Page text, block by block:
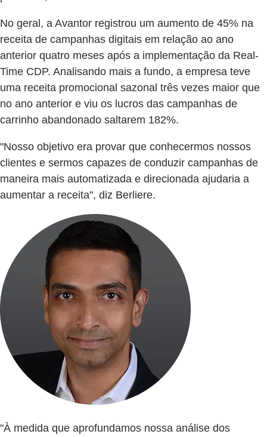
No geral, a Avantor registrou um aumento de 45% na
receita de campanhas digitais em relação ao ano
anterior quatro meses após a implementação da Real-
Time CDP. Analisando mais a fundo, a empresa teve
uma receita promocional sazonal três vezes maior que
no ano anterior e viu os lucros das campanhas de
carrinho abandonado saltarem 182%.
"Nosso objetivo era provar que conhecermos nossos
clientes e sermos capazes de conduzir campanhas de
maneira mais automatizada e direcionada ajudaria a
aumentar a receita", diz Berliere.
"À medida que aprofundamos nossa análise dos